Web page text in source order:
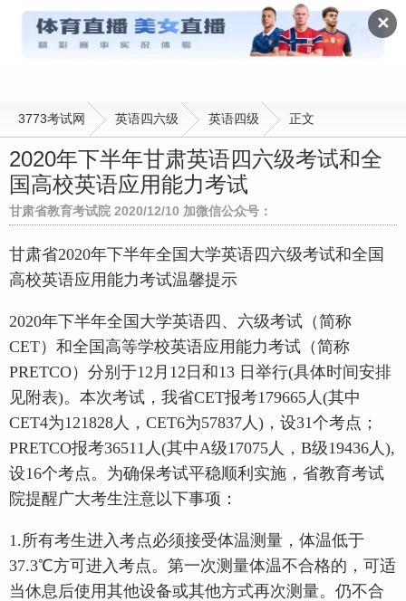
✕
英语四级
3773考试网 英语四六级 英语四级 正文
2020年下半年甘肃英语四六级考试和全
国高校英语应用能力考试
甘肃省教育考试院 2020/12/10 加微信公众号：
甘肃省2020年下半年全国大学英语四六级考试和全国
高校英语应用能力考试温馨提示
2020年下半年全国大学英语四、六级考试（简称
CET）和全国高等学校英语应用能力考试（简称
PRETCO）分别于12月12日和13 日举行(具体时间安排
见附表)。本次考试，我省CET报考179665人(其中
CET4为121828人，CET6为57837人)，设31个考点；
PRETCO报考36511人(其中A级17075人，B级19436人),
设16个考点。为确保考试平稳顺利实施，省教育考试
院提醒广大考生注意以下事项：
1.所有考生进入考点必须接受体温测量，体温低于
37.3℃方可进入考点。第一次测量体温不合格的，可适
当休息后使用其他设备或其他方式再次测量。仍不合